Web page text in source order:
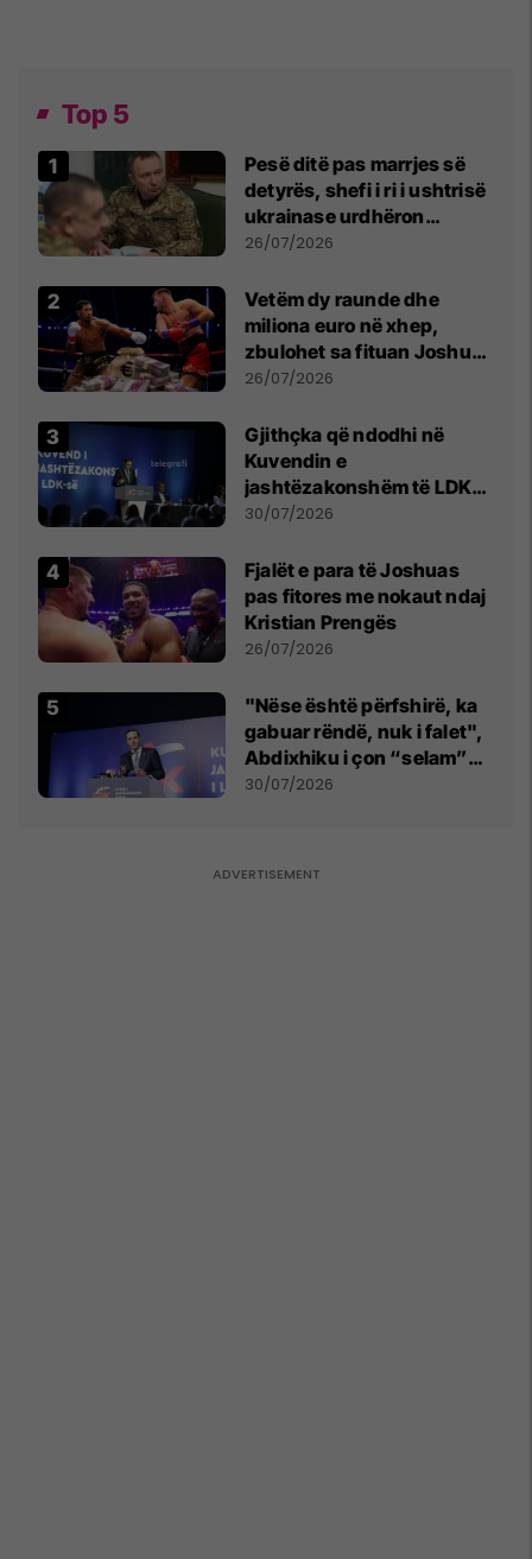
Top 5
Pesë ditë pas marrjes së
detyrës, shefi i ri i ushtrisë
ukrainase urdhëron
kontroll të madh
26/07/2026
Vetëm dy raunde dhe
miliona euro në xhep,
zbulohet sa fituan Joshua
e Prenga
26/07/2026
Gjithçka që ndodhi në
Kuvendin e
jashtëzakonshëm të LDK-
së
30/07/2026
Fjalët e para të Joshuas
pas fitores me nokaut ndaj
Kristian Prengës
26/07/2026
"Nëse është përfshirë, ka
gabuar rëndë, nuk i falet",
Abdixhiku i çon “selam”
Përparim Ramës
30/07/2026